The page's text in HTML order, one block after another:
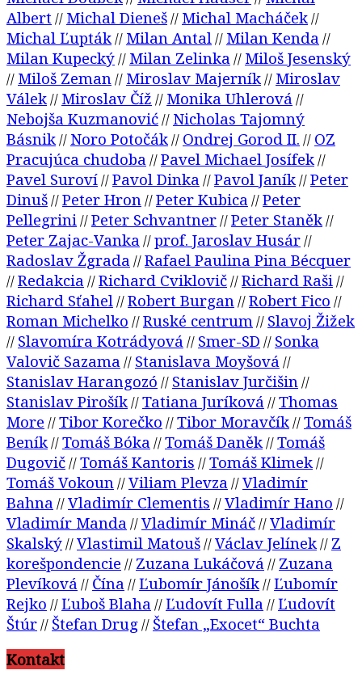
Albert// Michal Dieneš// Michal Macháček//
Michal Ľupták// Milan Antal// Milan Kenda //
Milan Kupecký// Milan Zelinka // Miloš Jesenský
// Miloš Zeman// Miroslav Majerník// Miroslav
Válek// Miroslav Číž // Monika Uhlerová //
Nebojša Kuzmanović// Nicholas Tajomný
Básnik// Noro Potočák// Ondrej Gorod II. // OZ
Pracujúca chudoba //Pavel Michael Josífek//
Pavel Suroví//Pavol Dinka //Pavol Janík//Peter
Dinuš//Peter Hron//Peter Kubica //Peter
Pellegrini//Peter Schvantner//Peter Staněk//
Peter Zajac-Vanka //prof. Jaroslav Husár//
Radoslav Žgrada //Rafael Paulina Pina Bécquer
//Redakcia //Richard Cviklovič//Richard Raši//
Richard Sťahel//Robert Burgan//Robert Fico //
Roman Michelko //Ruské centrum// Slavoj Žižek
// Slavomíra Kotrádyová // Smer-SD // Sonka
Valovič Sazama // Stanislava Moyšová //
Stanislav Harangozó // Stanislav Jurčišin//
Stanislav Pirošík//Tatiana Juríková //Thomas
More //Tibor Korečko //Tibor Moravčík//Tomáš
Beník//Tomáš Bóka //Tomáš Daněk//Tomáš
Dugovič//Tomáš Kantoris //Tomáš Klimek//
Tomáš Vokoun//Viliam Plevza //Vladimír
Bahna //Vladimír Clementis //Vladimír Hano //
Vladimír Manda //Vladimír Mináč//Vladimír
Skalský//Vlastimil Matouš//Václav Jelínek// Z
korešpondencie // Zuzana Lukáčová // Zuzana
Plevíková // Čína //Ľubomír Jánošík//Ľubomír
Rejko //Ľuboš Blaha //Ľudovít Fulla //Ľudovít
Štúr// Štefan Drug// Štefan „Exocet“ Buchta
Kontakt